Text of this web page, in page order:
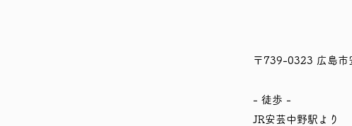
〒739-0323 広島市
- 徒歩 -
JR安芸中野駅より